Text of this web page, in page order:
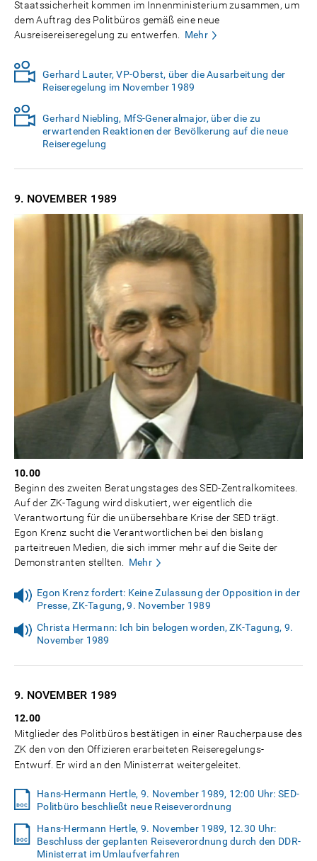
Staatssicherheit kommen im Innenministerium zusammen, um
dem Auftrag des Politbüros gemäß eine neue
Ausreisereiseregelung zu entwerfen.
Mehr
Gerhard Lauter, VP-Oberst, über die Ausarbeitung der
Reiseregelung im November 1989
Gerhard Niebling, MfS-Generalmajor, über die zu
erwartenden Reaktionen der Bevölkerung auf die neue
Reiseregelung
9. NOVEMBER 1989
10.00
Beginn des zweiten Beratungstages des SED-Zentralkomitees.
Auf der ZK-Tagung wird diskutiert, wer eigentlich die
Verantwortung für die unübersehbare Krise der SED trägt.
Egon Krenz sucht die Verantwortlichen bei den bislang
parteitreuen Medien, die sich immer mehr auf die Seite der
Demonstranten stellten. Mehr
Egon Krenz fordert: Keine Zulassung der Opposition in der
Presse, ZK-Tagung, 9. November 1989
Christa Hermann: Ich bin belogen worden, ZK-Tagung, 9.
November 1989
9. NOVEMBER 1989
12.00
Mitglieder des Politbüros bestätigen in einer Raucherpause des
ZK den von den Offizieren erarbeiteten Reiseregelungs-
Entwurf. Er wird an den Ministerrat weitergeleitet.
Hans-Hermann Hertle, 9. November 1989, 12:00 Uhr: SED-
Politbüro beschließt neue Reiseverordnung
Hans-Hermann Hertle, 9. November 1989, 12.30 Uhr:
Beschluss der geplanten Reiseverordnung durch den DDR-
Ministerrat im Umlaufverfahren